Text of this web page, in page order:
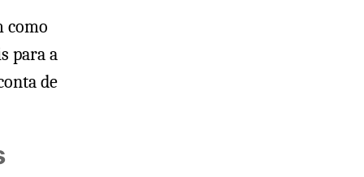
como
para a
de